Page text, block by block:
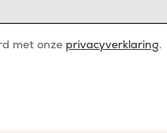
met onze privacyverklaring.